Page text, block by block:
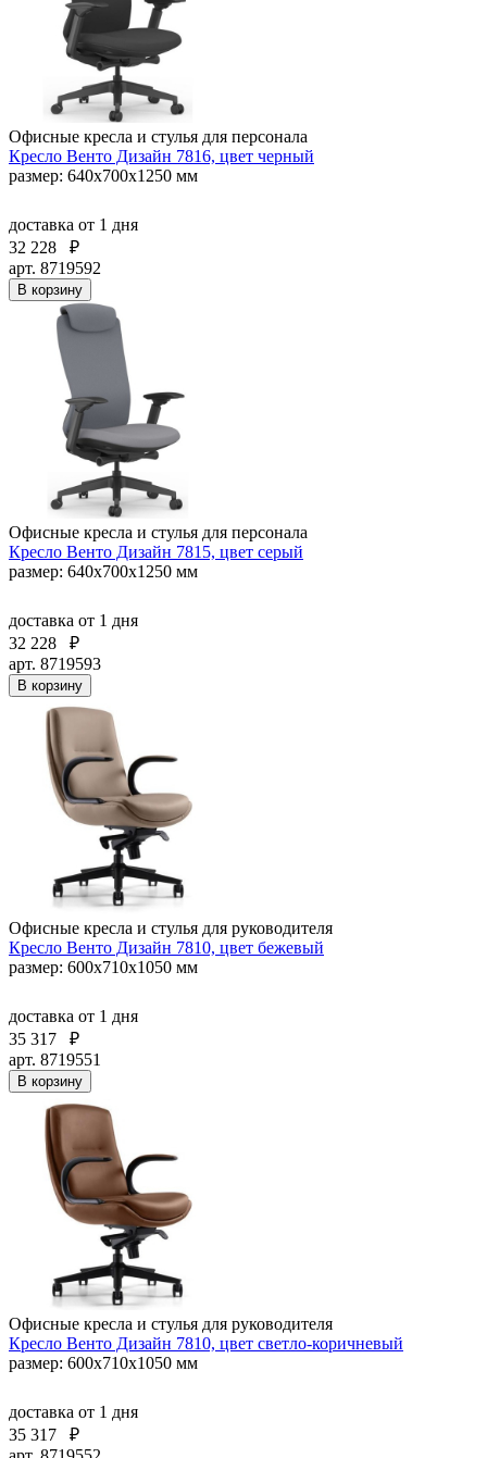
Офисные кресла и стулья для персонала
Кресло Венто Дизайн 7816, цвет черный
размер: 640х700х1250 мм
доставка от 1 дня
32 228
₽
арт. 8719592
В корзину
Офисные кресла и стулья для персонала
Кресло Венто Дизайн 7815, цвет серый
размер: 640х700х1250 мм
доставка от 1 дня
32 228
₽
арт. 8719593
В корзину
Офисные кресла и стулья для руководителя
Кресло Венто Дизайн 7810, цвет бежевый
размер: 600х710х1050 мм
доставка от 1 дня
35 317
₽
арт. 8719551
В корзину
Офисные кресла и стулья для руководителя
Кресло Венто Дизайн 7810, цвет светло-коричневый
размер: 600х710х1050 мм
доставка от 1 дня
35 317
₽